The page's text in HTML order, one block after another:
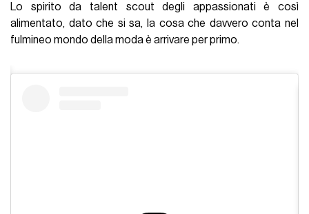
Lo spirito da talent scout degli appassionati è così
alimentato, dato che si sa, la cosa che davvero conta nel
fulmineo mondo della moda è arrivare per primo.